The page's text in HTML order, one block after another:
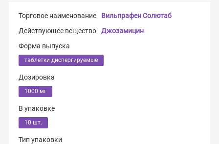
Торговое наименование
Вильпрафен Солютаб
Действующее вещество
Джозамицин
Форма выпуска
таблетки диспергируемые
Дозировка
1000 мг
В упаковке
10 шт.
Тип упаковки